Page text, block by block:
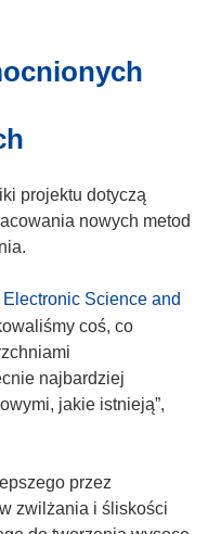
projektu dotyczą
nowych metod
Science and
coś, co
najbardziej
jakie istnieją”,
przez
zwilżania i śliskości